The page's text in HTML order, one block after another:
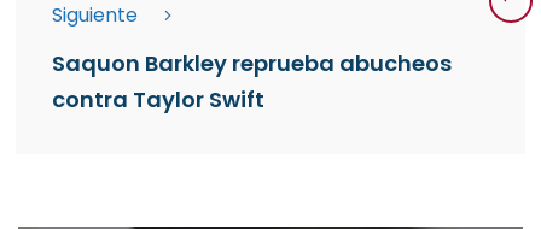
Siguiente
Saquon Barkley reprueba abucheos
contra Taylor Swift